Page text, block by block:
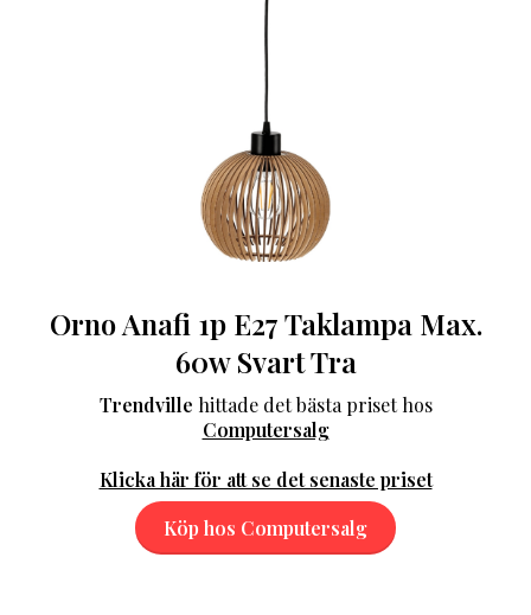
Orno Anafi 1p E27 Taklampa Max.
60w Svart Tra
Trendville hittade det bästa priset hos
Computersalg
Klicka här för att se det senaste priset
Köp hos Computersalg